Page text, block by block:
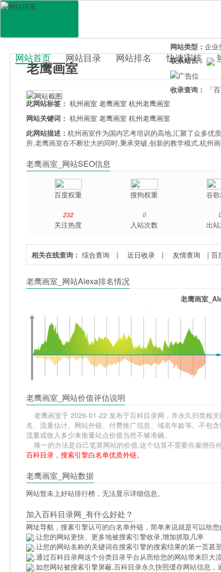
百科目录
网站首页 网站目录 网站排名 快速审核
老鹰画室
网站类型： 企业
联系站长：
收录查询：
「
此网站标签： 杭州画室 老鹰画室 杭州老鹰画室
网站关键词： 杭州画室 老鹰画室 杭州老鹰画室
此网站描述：杭州画室作为国内艺考培训的高地,汇聚了众多优
所,老鹰画室在不断壮大的同时,秉承突破,创新的教学模式,杭州
老鹰画室_网站SEO信息
百度权重 搜狗权重 谷
232
关注热度
0
入站次数 出
相关在线查询： 综合查询 |近日收录 |友情查询 |百
老鹰画室_网站Alexa排名情况
老鹰画室
老鹰画室_网站价值评估说明
老鹰画室于 2026-01-22 发布于百科目录网，并永久归类相
名、流量估计、网站外链、付费推广信息、域名年龄等。不包
流量或收入多少来衡量站点价值当然不够准确。
唯一的办法是自己笔算网站的价值,这个估算不需要你雇佣任
百科目录，搜索引擎白名单优质外链。
老鹰画室_网站数据
网站暂未上好站排行榜，无法显示详细信息。
加入百科目录网_有什么好处？
网址导航 ，搜素引擎认可的白名单外链，简单来说就是可以给
.让您的网站更快、更多地被搜索引擎收录,增加抓取几率
.让您的网站名称的关键词在搜索引擎的搜索结果的第一页甚
.通过百科目录网这个分类目录平台从而给您的网站带来巨大
.如您网站被搜索引擎屏蔽,百科目录永久快照缓存网站信息